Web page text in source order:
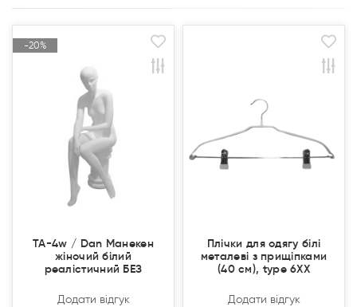
-20%
-20%
TA-4w / Dan Манекен
жіночий білий
реалістичний БЕЗ
Додати відгук
Плічки для одягу білі
металеві з прищіпками
(40 см), type 6ХХ
Додати відгук